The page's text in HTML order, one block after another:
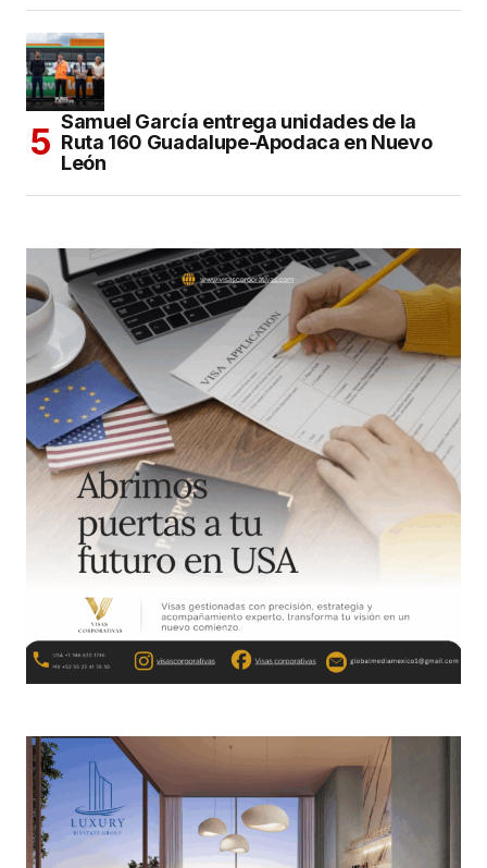
Samuel García entrega unidades de la
Ruta 160 Guadalupe-Apodaca en Nuevo
León